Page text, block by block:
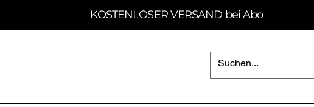
KOSTENLOSER VERSAND bei Abo